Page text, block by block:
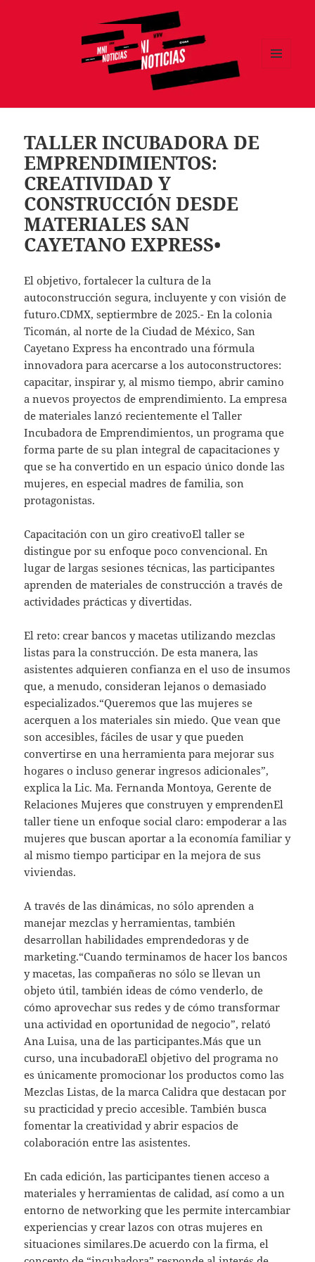
TALLER INCUBADORA DE
EMPRENDIMIENTOS:
CREATIVIDAD Y
CONSTRUCCIÓN DESDE
MATERIALES SAN
CAYETANO EXPRESS•
El objetivo, fortalecer la cultura de la
autoconstrucción segura, incluyente y con visión de
futuro.CDMX, septiermbre de 2025.- En la colonia
Ticomán, al norte de la Ciudad de México, San
Cayetano Express ha encontrado una fórmula
innovadora para acercarse a los autoconstructores:
capacitar, inspirar y, al mismo tiempo, abrir camino
a nuevos proyectos de emprendimiento. La empresa
de materiales lanzó recientemente el Taller
Incubadora de Emprendimientos, un programa que
forma parte de su plan integral de capacitaciones y
que se ha convertido en un espacio único donde las
mujeres, en especial madres de familia, son
protagonistas.
Capacitación con un giro creativoEl taller se
distingue por su enfoque poco convencional. En
lugar de largas sesiones técnicas, las participantes
aprenden de materiales de construcción a través de
actividades prácticas y divertidas.
El reto: crear bancos y macetas utilizando mezclas
listas para la construcción. De esta manera, las
asistentes adquieren confianza en el uso de insumos
que, a menudo, consideran lejanos o demasiado
especializados.“Queremos que las mujeres se
acerquen a los materiales sin miedo. Que vean que
son accesibles, fáciles de usar y que pueden
convertirse en una herramienta para mejorar sus
hogares o incluso generar ingresos adicionales”,
explica la Lic. Ma. Fernanda Montoya, Gerente de
Relaciones Mujeres que construyen y emprendenEl
taller tiene un enfoque social claro: empoderar a las
mujeres que buscan aportar a la economía familiar y
al mismo tiempo participar en la mejora de sus
viviendas.
A través de las dinámicas, no sólo aprenden a
manejar mezclas y herramientas, también
desarrollan habilidades emprendedoras y de
marketing.“Cuando terminamos de hacer los bancos
y macetas, las compañeras no sólo se llevan un
objeto útil, también ideas de cómo venderlo, de
cómo aprovechar sus redes y de cómo transformar
una actividad en oportunidad de negocio”, relató
Ana Luisa, una de las participantes.Más que un
curso, una incubadoraEl objetivo del programa no
es únicamente promocionar los productos como las
Mezclas Listas, de la marca Calidra que destacan por
su practicidad y precio accesible. También busca
fomentar la creatividad y abrir espacios de
colaboración entre las asistentes.
En cada edición, las participantes tienen acceso a
materiales y herramientas de calidad, así como a un
entorno de networking que les permite intercambiar
experiencias y crear lazos con otras mujeres en
situaciones similares.De acuerdo con la firma, el